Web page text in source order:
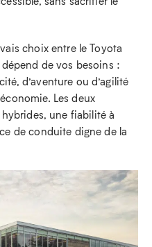
choix entre le Toyota
de vos besoins :
d’aventure ou d’agilité
Les deux
une fiabilité à
de conduite digne de la